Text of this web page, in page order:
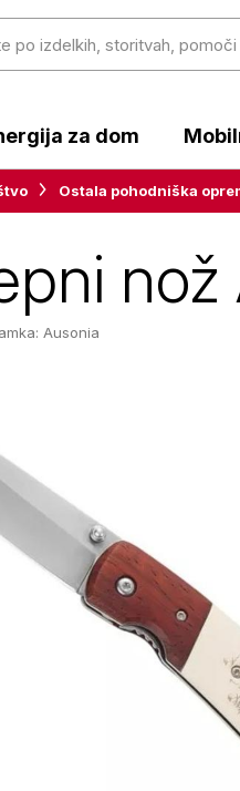
za dom
Ostala pohodniška
Ausonia